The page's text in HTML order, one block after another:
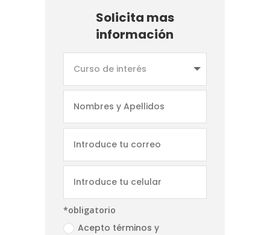
Solicita mas
información
*obligatorio
Acepto términos y